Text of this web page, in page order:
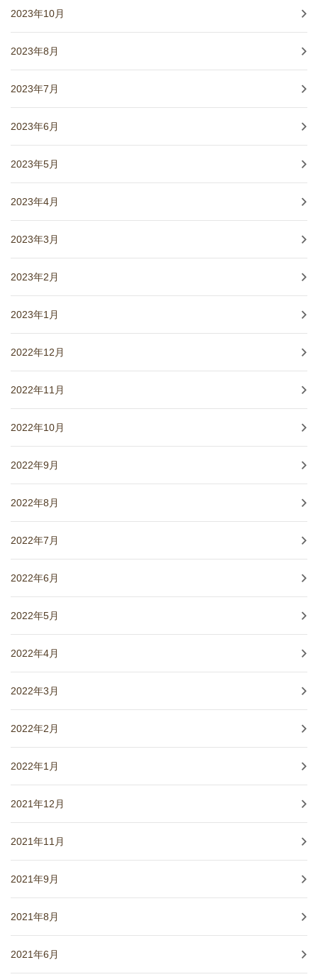
2023年10月
2023年8月
2023年7月
2023年6月
2023年5月
2023年4月
2023年3月
2023年2月
2023年1月
2022年12月
2022年11月
2022年10月
2022年9月
2022年8月
2022年7月
2022年6月
2022年5月
2022年4月
2022年3月
2022年2月
2022年1月
2021年12月
2021年11月
2021年9月
2021年8月
2021年6月